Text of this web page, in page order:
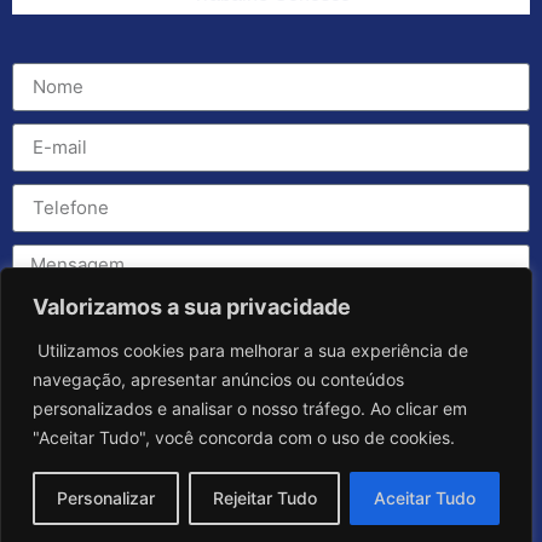
Valorizamos a sua privacidade
Utilizamos cookies para melhorar a sua experiência de
navegação, apresentar anúncios ou conteúdos
personalizados e analisar o nosso tráfego. Ao clicar em
"Aceitar Tudo", você concorda com o uso de cookies.
Personalizar Rejeitar Tudo Aceitar Tudo
Enviar